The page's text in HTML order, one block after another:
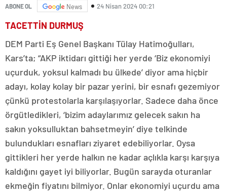
ABONE OL News 24 Nisan 2024 00:21
TACETTİN DURMUŞ
DEM Parti Eş Genel Başkanı Tülay Hatimoğulları,
Kars’ta; “AKP iktidarı gittiği her yerde ‘Biz ekonomiyi
uçurduk, yoksul kalmadı bu ülkede’ diyor ama hiçbir
adayı, kolay kolay bir pazar yerini, bir esnafı gezemiyor
çünkü protestolarla karşılaşıyorlar. Sadece daha önce
örgütledikleri, ‘bizim adaylarımız gelecek sakın ha
sakın yoksulluktan bahsetmeyin’ diye telkinde
bulundukları esnafları ziyaret edebiliyorlar. Oysa
gittikleri her yerde halkın ne kadar açlıkla karşı karşıya
kaldığını gayet iyi biliyorlar. Bugün sarayda oturanlar
ekmeğin fiyatını bilmiyor. Onlar ekonomiyi uçurdu ama